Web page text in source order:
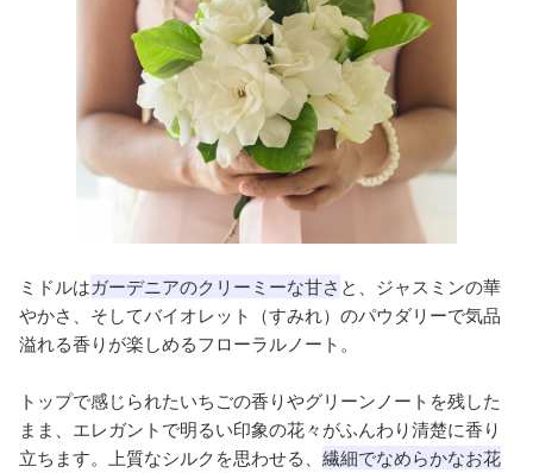
ミドルはガーデニアのクリーミーな甘さ と、ジャスミンの華
やかさ、そしてバイオレット（すみれ）のパウダリーで気品
溢れる香りが楽しめるフローラルノート。
トップで感じられたいちごの香りやグリーンノートを残した
まま、エレガントで明るい印象の花々がふんわり清楚に香り
立ちます。上質なシルクを思わせる、 繊細でなめらかなお花